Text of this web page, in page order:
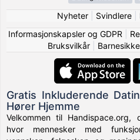
Nyheter| Svindlere|
Informasjonskapsler og GDPR
Bruksvilkår
Gratis Inkluderende
Hører Hjemme
Velkommen til Handispace.org,
hvor mennesker med